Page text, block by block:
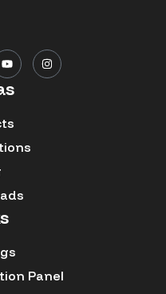
Panel